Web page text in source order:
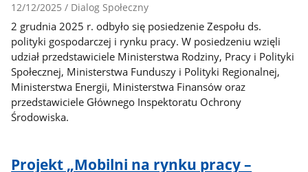
12/12/2025 / Dialog Społeczny
2 grudnia 2025 r. odbyło się posiedzenie Zespołu ds.
polityki gospodarczej i rynku pracy. W posiedzeniu wzięli
udział przedstawiciele Ministerstwa Rodziny, Pracy i Polityki
Społecznej, Ministerstwa Funduszy i Polityki Regionalnej,
Ministerstwa Energii, Ministerstwa Finansów oraz
przedstawiciele Głównego Inspektoratu Ochrony
Środowiska.
Projekt „Mobilni na rynku pracy –